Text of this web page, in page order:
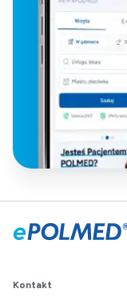
Kontakt